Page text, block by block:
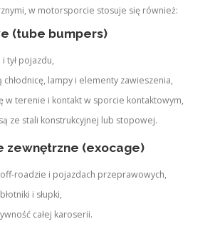
w motorsporcie stosuje się również:
(tube bumpers)
tył pojazdu,
chłodnicę, lampy i elementy zawieszenia,
w terenie i kontakt w sporcie kontaktowym,
ze stali konstrukcyjnej lub stopowej.
zewnętrzne (exocage)
i pojazdach przeprawowych,
i słupki,
całej karoserii.